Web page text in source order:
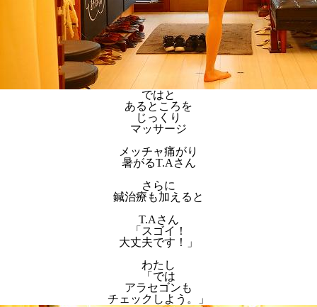
ではと
あるところを
じっくり
マッサージ
メッチャ痛がり
暑がるT.Aさん
さらに
鍼治療も加えると
T.Aさん
「スゴイ！
大丈夫です！」
わたし
「では
アラセゴンも
チェックしよう。」